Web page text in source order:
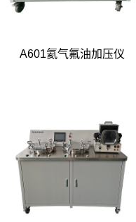
A601氦气氟油加压仪